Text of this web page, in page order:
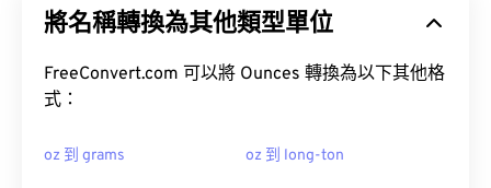
將名稱轉換為其他類型單位
FreeConvert.com 可以將 Ounces 轉換為以下其他格
式：
oz 到 grams oz 到 long-ton